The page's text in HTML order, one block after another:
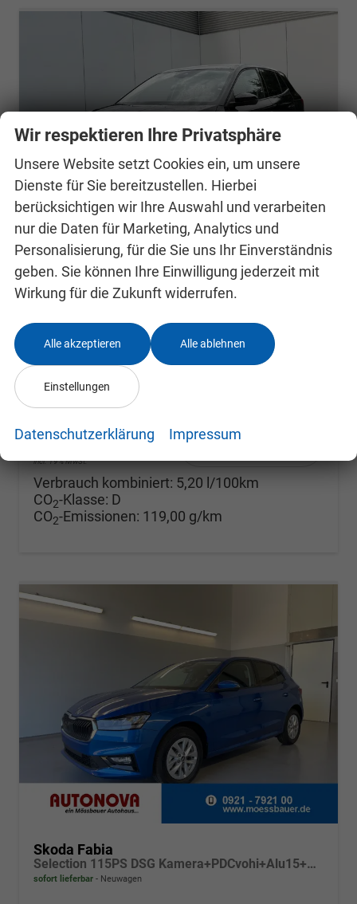
Skoda Fabia
Selection ACC+SHZ+KAMERA+PDC+LED
Fahrzeugnr. 24993096 Getriebe
Kraftstoff Benzin Außenfarbe
Leistung 85 kW (116 PS)
10.09.2025
24.680,– €
incl. 19% MwSt.
Verbrauch kombiniert: 5,20 l/100km
CO2-Klasse: D
CO2-Emissionen: 119,00 g/km
Skoda Fabia
Selection 115PS DSG Kamera+PDCvohi+Alu15+AppConnect+Sitzheizung+Sunset+LED
sofort lieferbar Neuwagen
Wir respektieren Ihre Privatsphäre
Unsere Website setzt Cookies ein, um unsere
Dienste für Sie bereitzustellen. Hierbei
berücksichtigen wir Ihre Auswahl und verarbeiten
nur die Daten für Marketing, Analytics und
Personalisierung, für die Sie uns Ihr Einverständnis
geben. Sie können Ihre Einwilligung jederzeit mit
Wirkung für die Zukunft widerrufen.
Alle akzeptieren Alle ablehnen
Einstellungen
Datenschutzerklärung Impressum